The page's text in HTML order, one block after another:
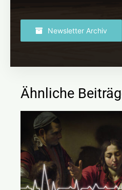
Newsletter Archiv
Ähnliche